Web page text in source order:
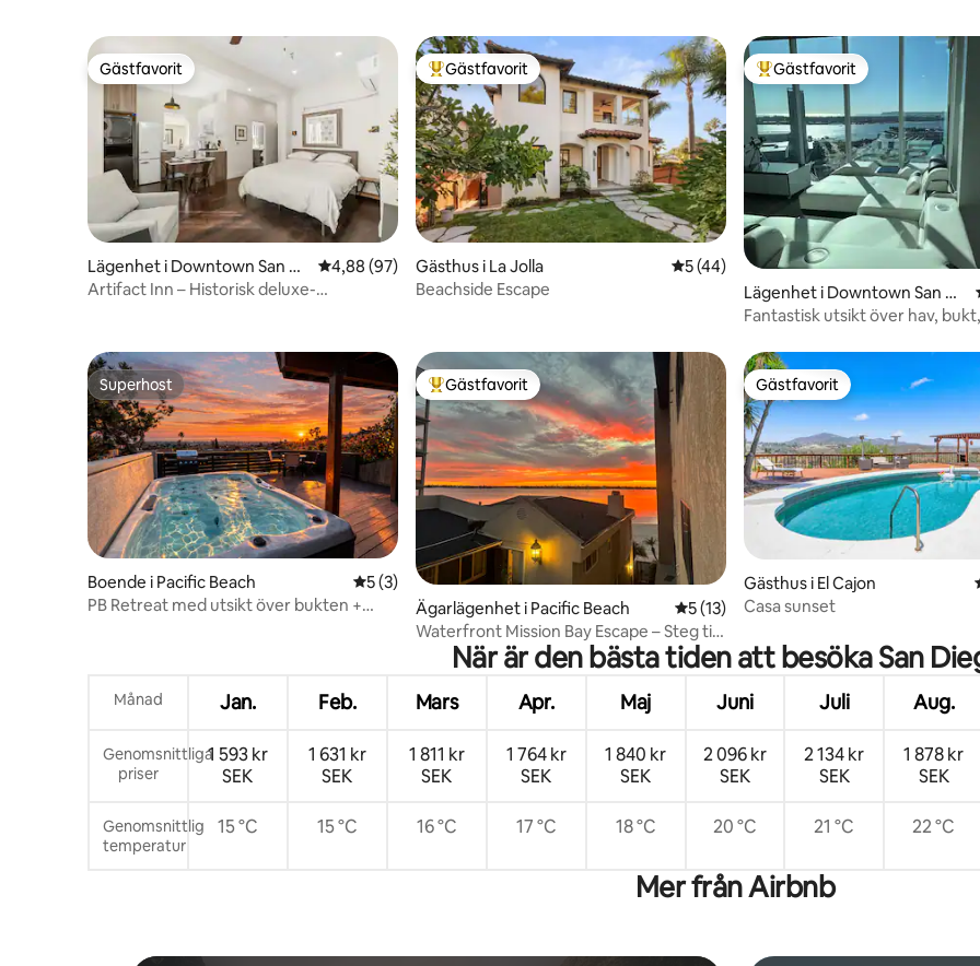
Gästfavorit
Gästfavorit
Lägenhet i Downtown San Di
ego
4,88 av 5 i genomsnittligt betyg, 97 omdömen
4,88 (97)
Artifact Inn – Historisk deluxe-
Populär gästfavorit
Gästfavorit
Gästhus i La Jolla 5 av 5 i genomsnittligt betyg, 44
5 (44)
Beachside Escape
Populär gästfavorit
Gästfavorit
Lägenhet i Downtown San Di
ego
Fantastisk utsikt över hav,
Superhost
Superhost
Boende i Pacific Beach 5 av 5 i genomsnittligt betyg, 3 omdömen
5 (3)
PB Retreat med utsikt över bukten +
Populär gästfavorit
Gästfavorit
Ägarlägenhet i Pacific Beach 5 av 5 i genomsnittligt betyg, 13
5 (13)
Waterfront Mission Bay Escape – Steg till
stranden
Gästfavorit
Gästfavorit
Gästhus i El Cajon
Casa sunset
När är den bästa tiden att besöka San
Månad Jan. Feb. Mars Apr. Maj Juni Juli Aug.
Genomsnittliga
priser
1 593 kr
SEK
1 631 kr
SEK
1 811 kr
SEK
1 764 kr
SEK
1 840 kr
SEK
2 096 kr
SEK
2 134 kr
SEK
1 878 kr
SEK
Genomsnittlig
temperatur
15 °C 15 °C 16 °C 17 °C 18 °C 20 °C 21 °C 22 °C
Mer från Airbnb